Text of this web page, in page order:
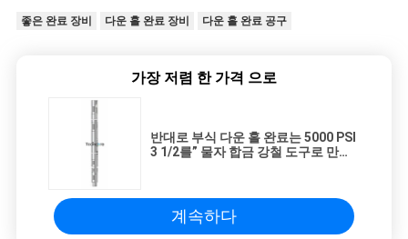
좋은 완료 장비 다운 홀 완료 장비 다운 홀 완료 공구
가장 저렴 한 가격 으로
반대로 부식 다운 홀 완료는 5000 PSI
3 1/2를” 물자 합금 강철 도구로 만듭
계속하다